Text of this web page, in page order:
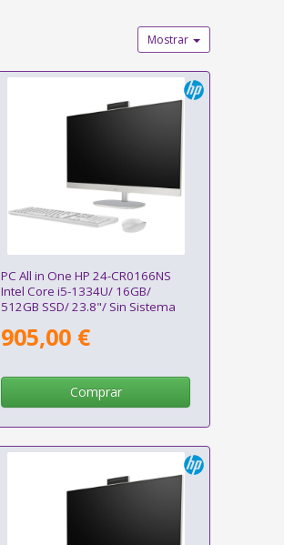
Mostrar
PC All in One HP 24-CR0166NS
Intel Core i5-1334U/ 16GB/
512GB SSD/ 23.8"/ Sin Sistema
905,00 €
Comprar